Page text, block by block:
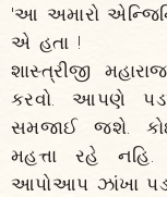
'આ અમારો
એ હતા !
શાસ્ત્રીજી
કરવો. આપણે
સમજાઈ જશે.
મહત્તા રહે
આપોઆપ ઝાંખા